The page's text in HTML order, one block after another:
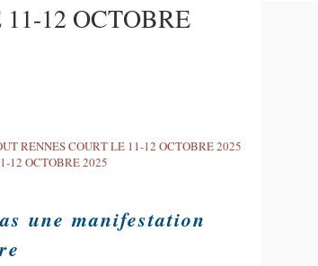
12 OCTOBRE
une manifestation